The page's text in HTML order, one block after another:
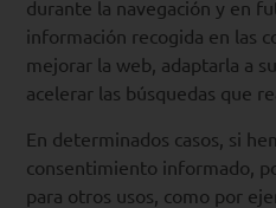
durante la navegación y en
información recogida en las
mejorar la web, adaptarla a
acelerar las búsquedas que
En determinados casos, si
consentimiento informado,
para otros usos, como por